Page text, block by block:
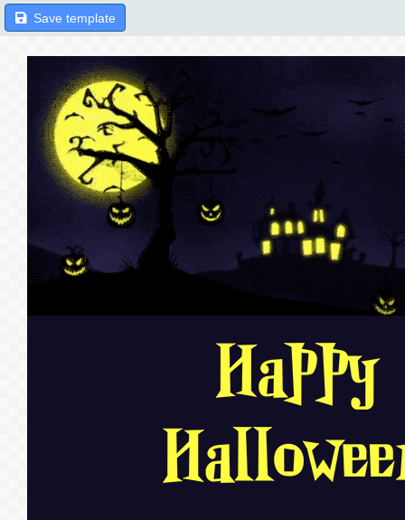
Save template